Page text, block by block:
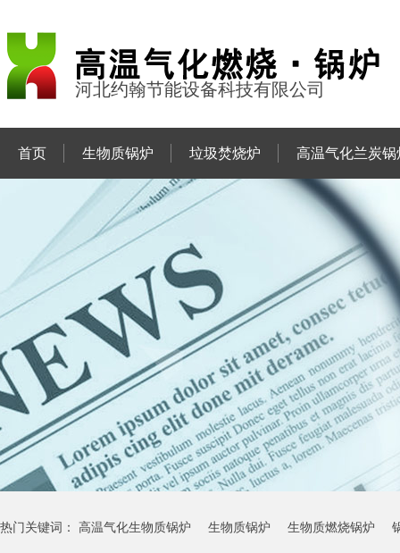
河北约翰节能设备科技有限公司
首页 生物质锅炉 垃圾焚烧炉 高温气化兰炭锅
热门关键词： 高温气化生物质锅炉 生物质锅炉 生物质燃烧锅炉